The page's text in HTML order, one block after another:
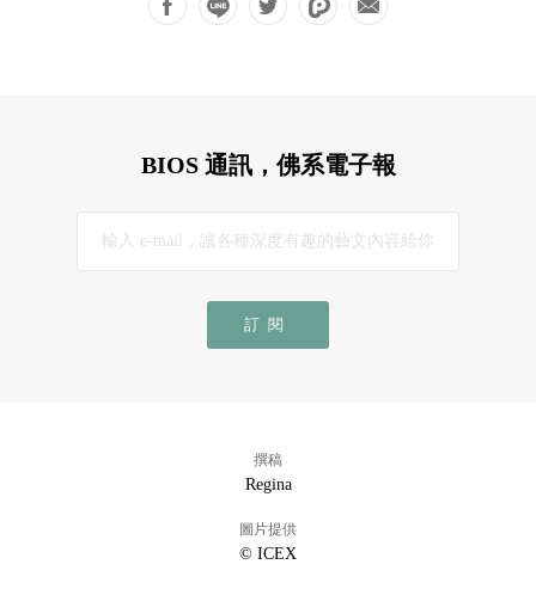
BIOS 通訊，佛系電子報
訂閱
撰稿
Regina
圖片提供
© ICEX